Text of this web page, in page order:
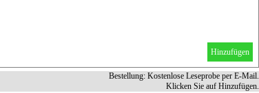
Hinzufügen
Bestellung: Kostenlose Leseprobe per E-Mail.
Klicken Sie auf Hinzufügen.